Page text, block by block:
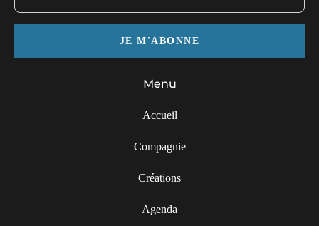
Menu
Accueil
Compagnie
Créations
Agenda
JE M'ABONNE